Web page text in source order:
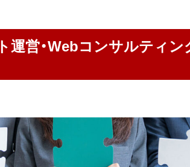
運営・Webコンサルティン